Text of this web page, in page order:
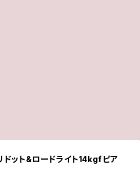
ット&ロードライト14kgfピア